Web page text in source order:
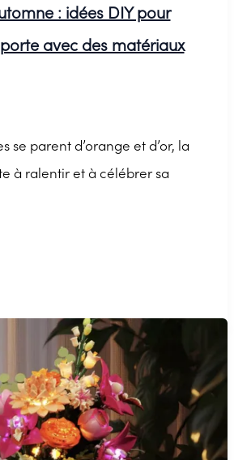
: idées DIY pour
avec des matériaux
se parent d’orange et d’or, la
à ralentir et à célébrer sa